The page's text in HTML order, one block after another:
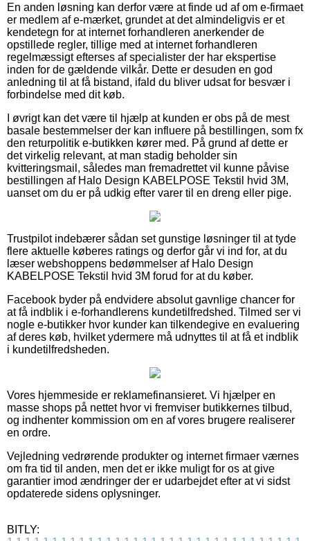
En anden løsning kan derfor være at finde ud af om e-firmaet
er medlem af e-mærket, grundet at det almindeligvis er et
kendetegn for at internet forhandleren anerkender de
opstillede regler, tillige med at internet forhandleren
regelmæssigt efterses af specialister der har ekspertise
inden for de gældende vilkår. Dette er desuden en god
anledning til at få bistand, ifald du bliver udsat for besvær i
forbindelse med dit køb.
I øvrigt kan det være til hjælp at kunden er obs på de mest
basale bestemmelser der kan influere på bestillingen, som fx
den returpolitik e-butikken kører med. På grund af dette er
det virkelig relevant, at man stadig beholder sin
kvitteringsmail, således man fremadrettet vil kunne påvise
bestillingen af Halo Design KABELPOSE Tekstil hvid 3M,
uanset om du er på udkig efter varer til en dreng eller pige.
Trustpilot indebærer sådan set gunstige løsninger til at tyde
flere aktuelle køberes ratings og derfor går vi ind for, at du
læser webshoppens bedømmelser af Halo Design
KABELPOSE Tekstil hvid 3M forud for at du køber.
Facebook byder på endvidere absolut gavnlige chancer for
at få indblik i e-forhandlerens kundetilfredshed. Tilmed ser vi
nogle e-butikker hvor kunder kan tilkendegive en evaluering
af deres køb, hvilket ydermere må udnyttes til at få et indblik
i kundetilfredsheden.
Vores hjemmeside er reklamefinansieret. Vi hjælper en
masse shops på nettet hvor vi fremviser butikkernes tilbud,
og indhenter kommission om en af vores brugere realiserer
en ordre.
Vejledning vedrørende produkter og internet firmaer værnes
om fra tid til anden, men det er ikke muligt for os at give
garantier imod ændringer der er udarbejdet efter at vi sidst
opdaterede sidens oplysninger.
BITLY: